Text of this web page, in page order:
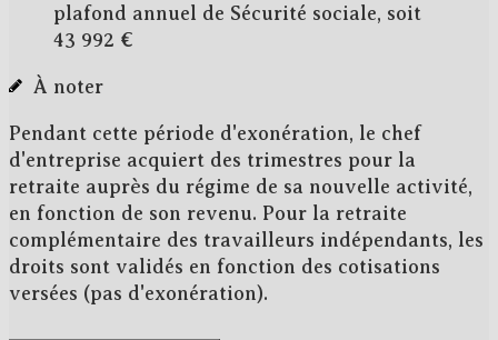
plafond annuel de Sécurité sociale, soit
43 992 €
À noter
Pendant cette période d'exonération, le chef
d'entreprise acquiert des trimestres pour la
retraite auprès du régime de sa nouvelle activité,
en fonction de son revenu. Pour la retraite
complémentaire des travailleurs indépendants, les
droits sont validés en fonction des cotisations
versées (pas d'exonération).